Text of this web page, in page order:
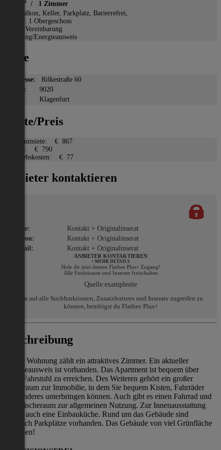
2 / 1 Zimmer
Balkon, Keller, Parkplatz, Barierrefrei,
Etage: 1 Obergeschoss
Nach Vereinbarung
Heizung/Energieausweis
Lage
Adresse:
Rilkestraße 60
PLZ:
9020
Klagenfurt
Miete/Preis
Gesamtmiete:
€ 867
Miete:
€ 790
Betriebskosten:
€ 77
Anbieter kontaktieren
Name:
Kontakt + Originalinserat
Telefon:
Kontakt + Originalinserat
E-Mail:
Kontakt + Originalinserat
ANBIETER KONTAKTIEREN
+ MEHR DETAILS
Hole dir jetzt deinen Flatbee Plus+ Zugang!
Alle Funktionen und Inserate freischalten
Quelle:examplesite
Um auf alle Suchfunktionen, Zusatzfeatures und Inserate zugreifen zu
können, benötigst du Flatbee Plus+
Beschreibung
Zu der Wohnung zählt ein attraktives Zimmer. Ein aktueller
Energieausweis ist vorhanden. Das Apartment ist bequem über
einen Fahrstuhl zu erreichen. Des Weiteren gehört ein großer
Kellerraum zur Immobilie, in dem Sie bequem Kisten, Fahrräder
oder anderes unterbringen können. Auch gibt es einen Fahrrad und
ein Wäscheraum zur allgemeinen Nutzung. Zur Innenausstattung
gehört auch eine Einbauküche. Rund um das Gebäude sind
zahlreich Parkplätze vorhanden. Das Gebäude von viel Grünfläche
umgeben!